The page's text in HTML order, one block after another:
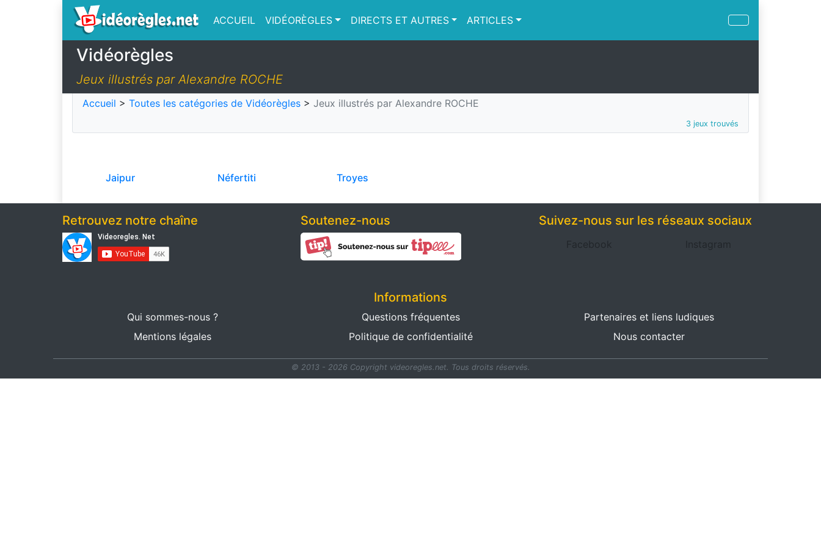
ACCUEIL VIDÉORÈGLES DIRECTS ET AUTRES ARTICLES
Vidéorègles
Jeux illustrés par Alexandre ROCHE
Accueil > Toutes les catégories de Vidéorègles > Jeux illustrés par Alexandre ROCHE
3 jeux trouvés
Jaipur Néfertiti Troyes
Retrouvez notre chaîne Soutenez-nous Suivez-nous sur les réseaux sociaux
Facebook Instagram
Informations
Qui sommes-nous ? Questions fréquentes
Partenaires et liens ludiques
Mentions légales
Politique de confidentialité Nous contacter
© 2013 - 2026 Copyright videoregles.net. Tous droits réservés.